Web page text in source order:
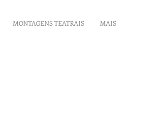
MONTAGENS TEATRAIS MAIS